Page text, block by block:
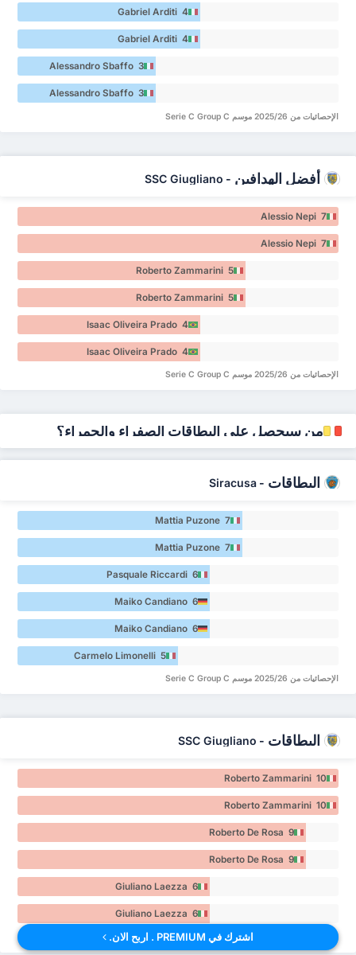
Gabriel Arditi 4
Gabriel Arditi 4
Alessandro Sbaffo 3
Alessandro Sbaffo 3
الإحصائيات من 2025/26 موسم Serie C Group C
أفضل الهدافين -
SSC Giugliano
Alessio Nepi 7
Alessio Nepi 7
Roberto Zammarini 5
Roberto Zammarini 5
Isaac Oliveira Prado 4
Isaac Oliveira Prado 4
الإحصائيات من 2025/26 موسم Serie C Group C
من سيحصل على البطاقات الصفراء والحمراء؟
البطاقات -
Siracusa
Mattia Puzone 7
Mattia Puzone 7
Pasquale Riccardi 6
Maiko Candiano 6
Maiko Candiano 6
Carmelo Limonelli 5
الإحصائيات من 2025/26 موسم Serie C Group C
البطاقات -
SSC Giugliano
Roberto Zammarini 10
Roberto Zammarini 10
Roberto De Rosa 9
Roberto De Rosa 9
Giuliano Laezza 6
Giuliano Laezza 6
الإحصائيات من 2025/26 موسم Serie C Group C اشترك في PREMIUM . اربح الان.